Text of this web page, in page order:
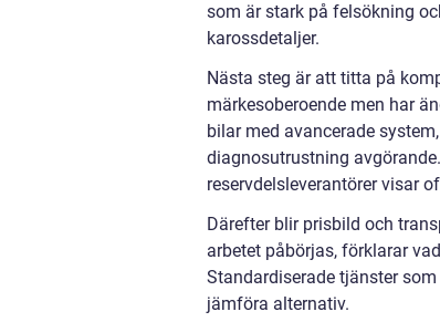
som är stark på felsökning
karossdetaljer.
Nästa steg är att titta på
märkesoberoende men har
bilar med avancerade
diagnosutrustning
reservdelsleverantörer visar
Därefter blir prisbild och
arbetet påbörjas, förklarar
Standardiserade tjänster
jämföra alternativ.